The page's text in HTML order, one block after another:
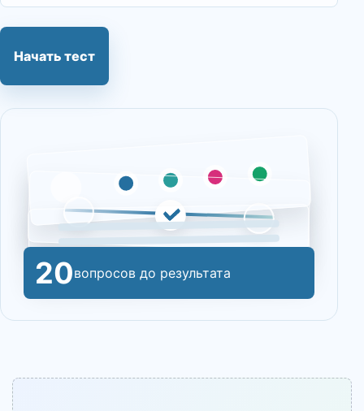
Начать тест
20вопросов до результата